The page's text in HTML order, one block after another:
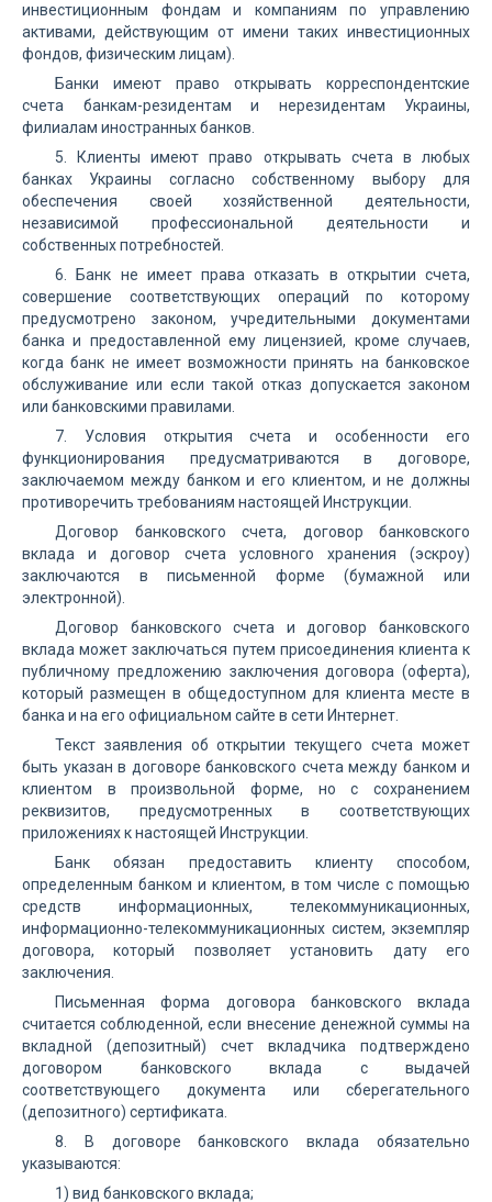
инвестиционным фондам и компаниям по управлению
активами, действующим от имени таких инвестиционных
фондов, физическим лицам).
Банки имеют право открывать корреспондентские
счета банкам-резидентам и нерезидентам Украины,
филиалам иностранных банков.
5. Клиенты имеют право открывать счета в любых
банках Украины согласно собственному выбору для
обеспечения своей хозяйственной деятельности,
независимой профессиональной деятельности и
собственных потребностей.
6. Банк не имеет права отказать в открытии счета,
совершение соответствующих операций по которому
предусмотрено законом, учредительными документами
банка и предоставленной ему лицензией, кроме случаев,
когда банк не имеет возможности принять на банковское
обслуживание или если такой отказ допускается законом
или банковскими правилами.
7. Условия открытия счета и особенности его
функционирования предусматриваются в договоре,
заключаемом между банком и его клиентом, и не должны
противоречить требованиям настоящей Инструкции.
Договор банковского счета, договор банковского
вклада и договор счета условного хранения (эскроу)
заключаются в письменной форме (бумажной или
электронной).
Договор банковского счета и договор банковского
вклада может заключаться путем присоединения клиента к
публичному предложению заключения договора (оферта),
который размещен в общедоступном для клиента месте в
банка и на его официальном сайте в сети Интернет.
Текст заявления об открытии текущего счета может
быть указан в договоре банковского счета между банком и
клиентом в произвольной форме, но с сохранением
реквизитов, предусмотренных в соответствующих
приложениях к настоящей Инструкции.
Банк обязан предоставить клиенту способом,
определенным банком и клиентом, в том числе с помощью
средств информационных, телекоммуникационных,
информационно-телекоммуникационных систем, экземпляр
договора, который позволяет установить дату его
заключения.
Письменная форма договора банковского вклада
считается соблюденной, если внесение денежной суммы на
вкладной (депозитный) счет вкладчика подтверждено
договором банковского вклада с выдачей
соответствующего документа или сберегательного
(депозитного) сертификата.
8. В договоре банковского вклада обязательно
указываются:
1) вид банковского вклада;